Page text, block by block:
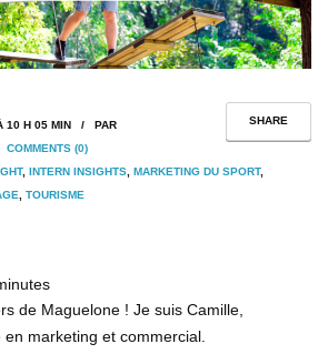
SHARE
10 H 05 MIN / PAR
COMMENTS (0)
, INTERN INSIGHTS MARKETING DU SPORT,
TOURISME
de Maguelone ! Je suis Camille,
en marketing et commercial